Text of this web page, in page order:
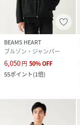
性別タイプ
原産国
素材
BEAMS HEART
ブルゾン・ジャンパー
6,050円 50%OFF
55ポイント(1倍)